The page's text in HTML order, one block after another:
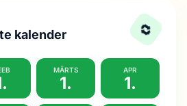
kalender 🔁
MÄRTS
1.
APR
1.